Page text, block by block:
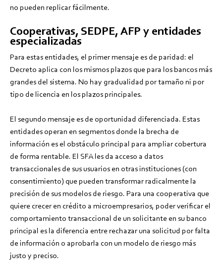
no pueden replicar fácilmente.
Cooperativas, SEDPE, AFP y entidades
especializadas
Para estas entidades, el primer mensaje es de paridad: el
Decreto aplica con los mismos plazos que para los bancos más
grandes del sistema. No hay gradualidad por tamaño ni por
tipo de licencia en los plazos principales.
El segundo mensaje es de oportunidad diferenciada. Estas
entidades operan en segmentos donde la brecha de
información es el obstáculo principal para ampliar cobertura
de forma rentable. El SFA les da acceso a datos
transaccionales de sus usuarios en otras instituciones (con
consentimiento) que pueden transformar radicalmente la
precisión de sus modelos de riesgo. Para una cooperativa que
quiere crecer en crédito a microempresarios, poder verificar el
comportamiento transaccional de un solicitante en su banco
principal es la diferencia entre rechazar una solicitud por falta
de información o aprobarla con un modelo de riesgo más
justo y preciso.